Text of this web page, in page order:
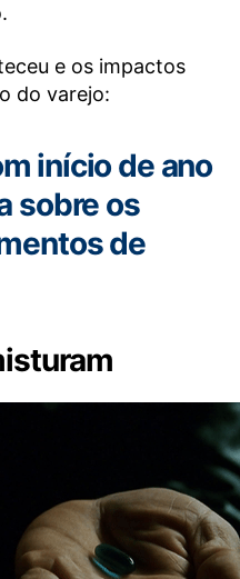
e os impactos
do varejo:
início de ano
sobre os
de